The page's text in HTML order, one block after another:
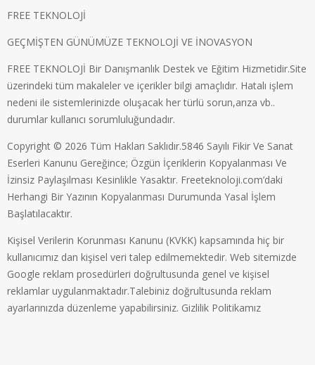
FREE TEKNOLOJİ
GEÇMİŞTEN GÜNÜMÜZE TEKNOLOJİ VE İNOVASYON
FREE TEKNOLOJİ Bir Danışmanlık Destek ve Eğitim Hizmetidir.Site
üzerindeki tüm makaleler ve içerikler bilgi amaçlıdır. Hatalı işlem
nedeni ile sistemlerinizde oluşacak her türlü sorun,arıza vb..
durumlar kullanıcı sorumluluğundadır.
Copyright © 2026 Tüm Hakları Saklıdır.5846 Sayılı Fikir Ve Sanat
Eserleri Kanunu Gereğince; Özgün İçeriklerin Kopyalanması Ve
İzinsiz Paylaşılması Kesinlikle Yasaktır. Freeteknoloji.com’daki
Herhangi Bir Yazının Kopyalanması Durumunda Yasal İşlem
Başlatılacaktır.
Kişisel Verilerin Korunması Kanunu (KVKK) kapsamında hiç bir
kullanıcımız dan kişisel veri talep edilmemektedir. Web sitemizde
Google reklam prosedürleri doğrultusunda genel ve kişisel
reklamlar uygulanmaktadır.Talebiniz doğrultusunda reklam
ayarlarınızda düzenleme yapabilirsiniz. Gizlilik Politikamız